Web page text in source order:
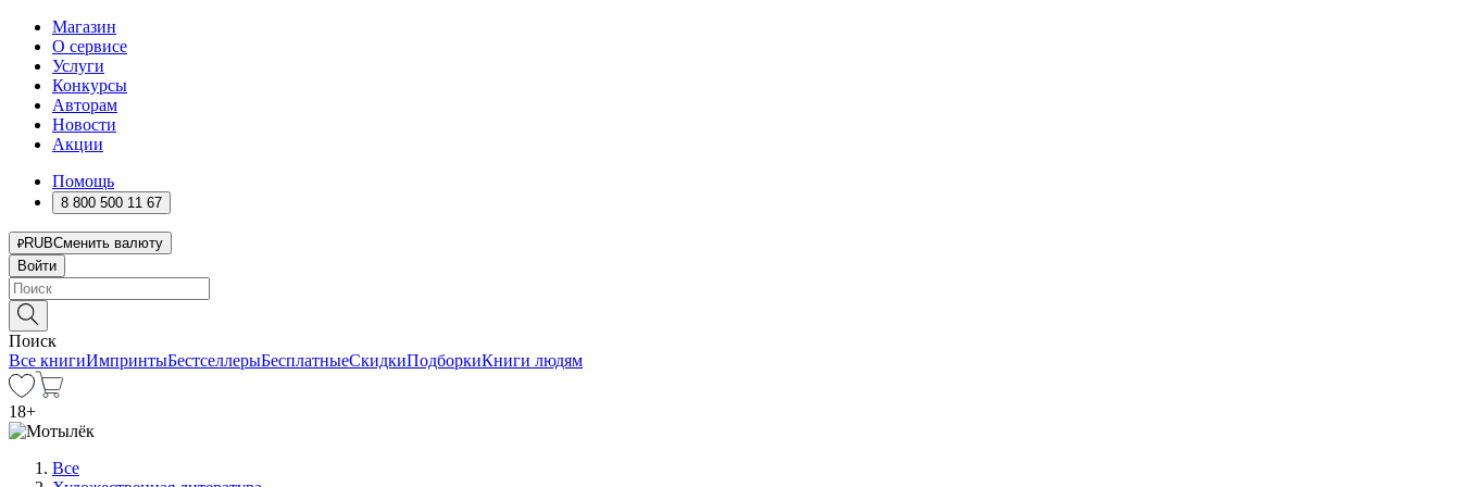
Магазин
О сервисе
Услуги
Конкурсы
Авторам
Новости
Акции
Помощь
8 800 500 11 67
RUBСменить валюту
Войти
Поиск
Все книгиИмпринтыБестселлерыБесплатныеСкидкиПодборкиКниги людям
18+
Все